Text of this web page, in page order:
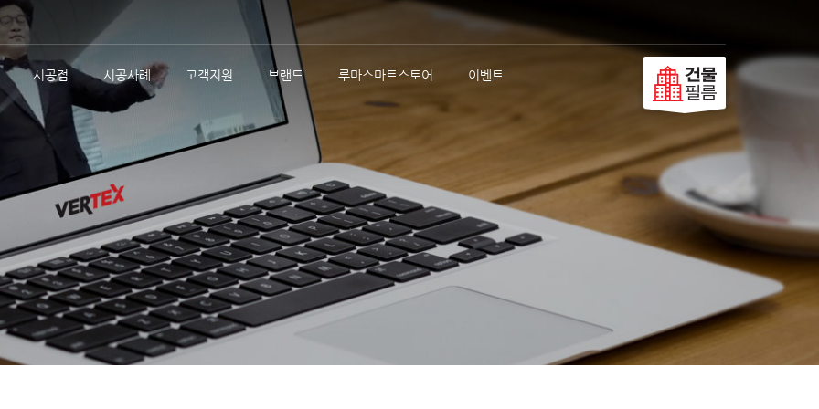
시공점 시공사례 고객지원 브랜드 루마스마트스토어 이벤트